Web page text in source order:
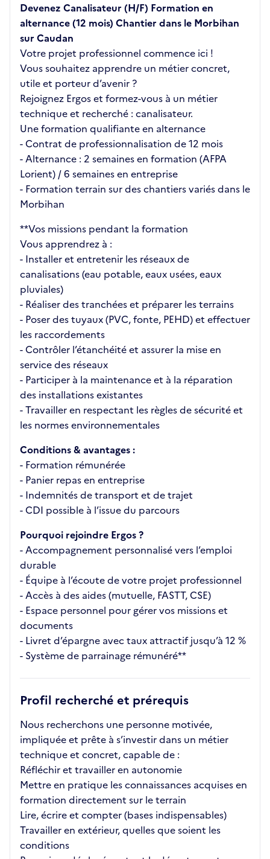
Devenez Canalisateur (H/F) Formation en
alternance (12 mois) Chantier dans le Morbihan
sur Caudan
Votre projet professionnel commence ici !
Vous souhaitez apprendre un métier concret,
utile et porteur d’avenir ?
Rejoignez Ergos et formez-vous à un métier
technique et recherché : canalisateur.
Une formation qualifiante en alternance
- Contrat de professionnalisation de 12 mois
- Alternance : 2 semaines en formation (AFPA
Lorient) / 6 semaines en entreprise
- Formation terrain sur des chantiers variés dans le
Morbihan
**Vos missions pendant la formation
Vous apprendrez à :
- Installer et entretenir les réseaux de
canalisations (eau potable, eaux usées, eaux
pluviales)
- Réaliser des tranchées et préparer les terrains
- Poser des tuyaux (PVC, fonte, PEHD) et effectuer
les raccordements
- Contrôler l’étanchéité et assurer la mise en
service des réseaux
- Participer à la maintenance et à la réparation
des installations existantes
- Travailler en respectant les règles de sécurité et
les normes environnementales
Conditions & avantages :
- Formation rémunérée
- Panier repas en entreprise
- Indemnités de transport et de trajet
- CDI possible à l’issue du parcours
Pourquoi rejoindre Ergos ?
- Accompagnement personnalisé vers l’emploi
durable
- Équipe à l’écoute de votre projet professionnel
- Accès à des aides (mutuelle, FASTT, CSE)
- Espace personnel pour gérer vos missions et
documents
- Livret d’épargne avec taux attractif jusqu’à 12 %
- Système de parrainage rémunéré**
Profil recherché et prérequis
Nous recherchons une personne motivée,
impliquée et prête à s’investir dans un métier
technique et concret, capable de :
Réfléchir et travailler en autonomie
Mettre en pratique les connaissances acquises en
formation directement sur le terrain
Lire, écrire et compter (bases indispensables)
Travailler en extérieur, quelles que soient les
conditions